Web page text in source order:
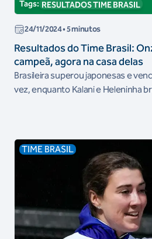
Tags: RESULTADOS TIME BRASIL
24/11/2024• 5 minutos
Resultados do Time Brasil:
campeã, agora na casa delas
Brasileira superou japonesas e
vez, enquanto Kalani e Heleninha
TIME BRASIL